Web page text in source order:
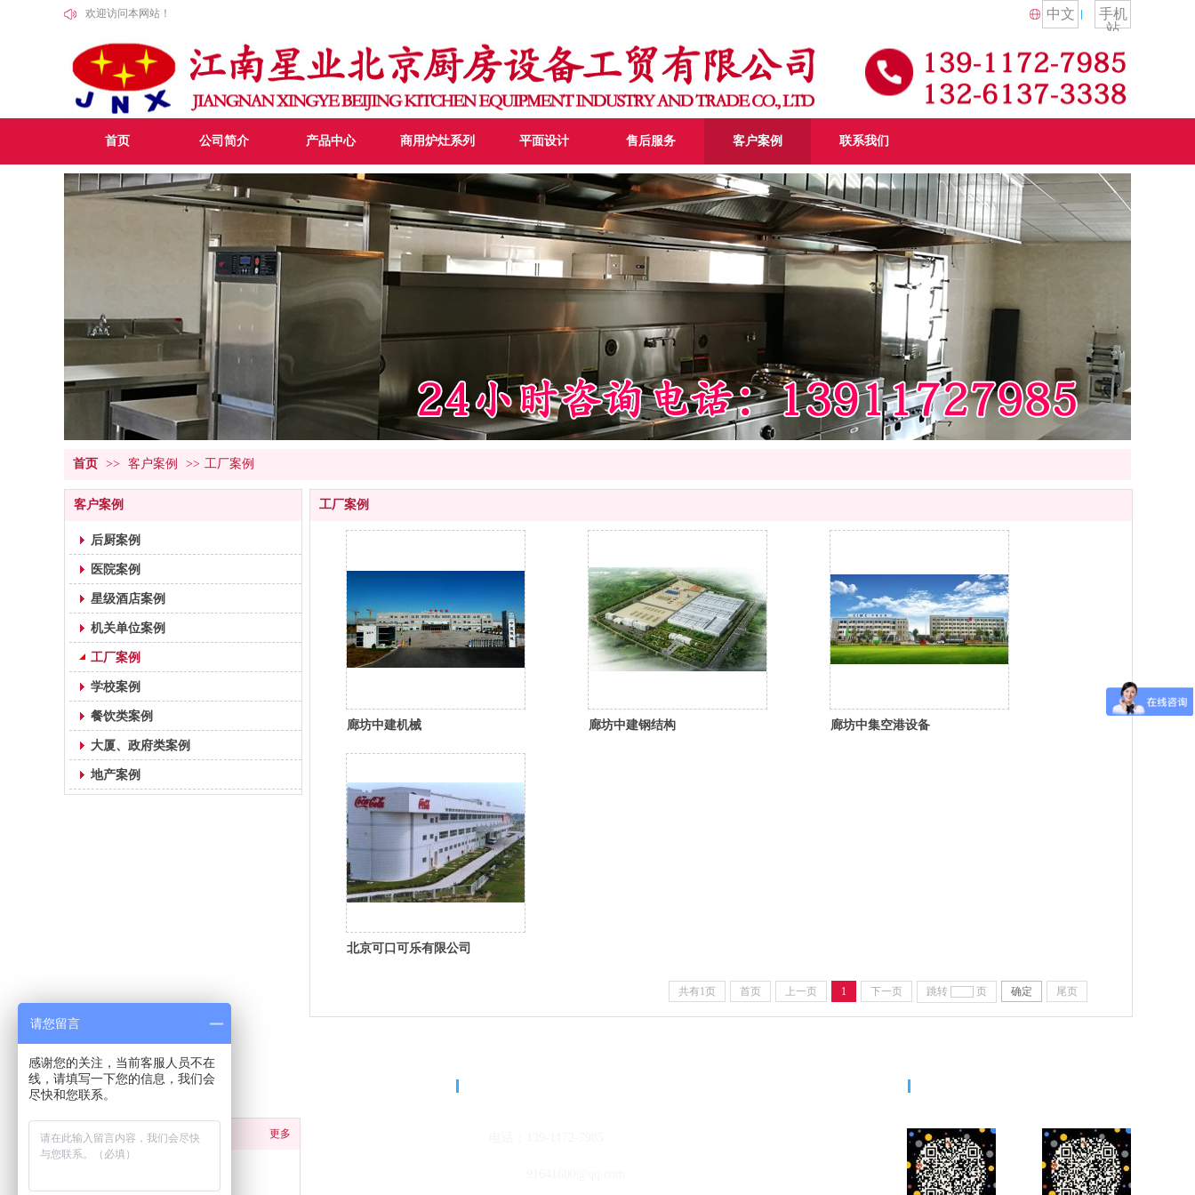
欢迎访问本网站！ 中文
手机
站
首页 公司简介 产品中心 商用炉灶系列 平面设计 售后服务 客户案例 联系我们
首页 >> 客户案例 >> 工厂案例
客户案例
后厨案例
医院案例
星级酒店案例
机关单位案例
工厂案例
学校案例
餐饮类案例
大厦、政府类案例
地产案例
工厂案例
廊坊中建机械 廊坊中建钢结构 廊坊中集空港设备
北京可口可乐有限公司
共有1页 首页 上一页 1 下一页 跳转 页 确定 尾页
产品中心 更多
分类导航
请您留言
感谢您的关注，当前客服人员不在
线，请填写一下您的信息，我们会
尽快和您联系。